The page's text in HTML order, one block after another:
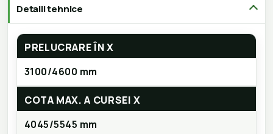
Detalii tehnice
PRELUCRARE ÎN X
3100/4600 mm
COTA MAX. A CURSEI X
4045/5545 mm